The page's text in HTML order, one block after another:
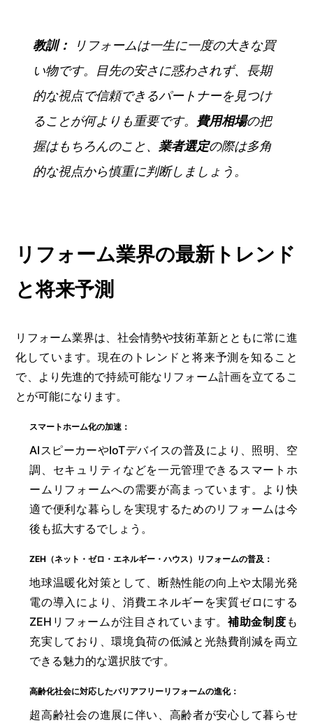
教訓：
リフォームは一生に一度の大きな買
い物です。目先の安さに惑わされず、長期
的な視点で信頼できるパートナーを見つけ
ることが何よりも重要です。 費用相場の把
握はもちろんのこと、 業者選定の際は多角
的な視点から慎重に判断しましょう。
リフォーム業界の最新トレンド
と将来予測
リフォーム業界は、社会情勢や技術革新とともに常に進
化しています。現在のトレンドと将来予測を知ること
で、より先進的で持続可能なリフォーム計画を立てるこ
とが可能になります。
スマートホーム化の加速：
AIスピーカーやIoTデバイスの普及により、照明、空
調、セキュリティなどを一元管理できるスマートホ
ームリフォームへの需要が高まっています。より快
適で便利な暮らしを実現するためのリフォームは今
後も拡大するでしょう。
ZEH（ネット・ゼロ・エネルギー・ハウス）リフォームの普及：
地球温暖化対策として、断熱性能の向上や太陽光発
電の導入により、消費エネルギーを実質ゼロにする
ZEHリフォームが注目されています。 補助金制度 も
充実しており、環境負荷の低減と光熱費削減を両立
できる魅力的な選択肢です。
高齢化社会に対応したバリアフリーリフォームの進化：
超高齢社会の進展に伴い、高齢者が安心して暮らせ